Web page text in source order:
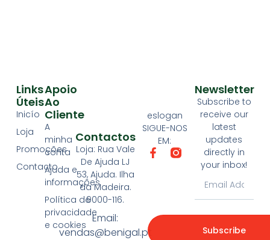
eslogan
SIGUE-NOS
EM:
Apoio
Ao
Cliente
A
minha
conta
Ajuda e
informações
Política de
privacidade
e cookies
Links
Úteis
Inicío
Loja
Promoções
Contacto
Contactos
Loja: Rua Vale
De Ajuda LJ
53, Ajuda. Ilha
da Madeira.
9000-116.
Email:
vendas@benigal.pt
Newsletter
Subscribe to
receive our
latest
updates
directly in
your inbox!
Subscribe